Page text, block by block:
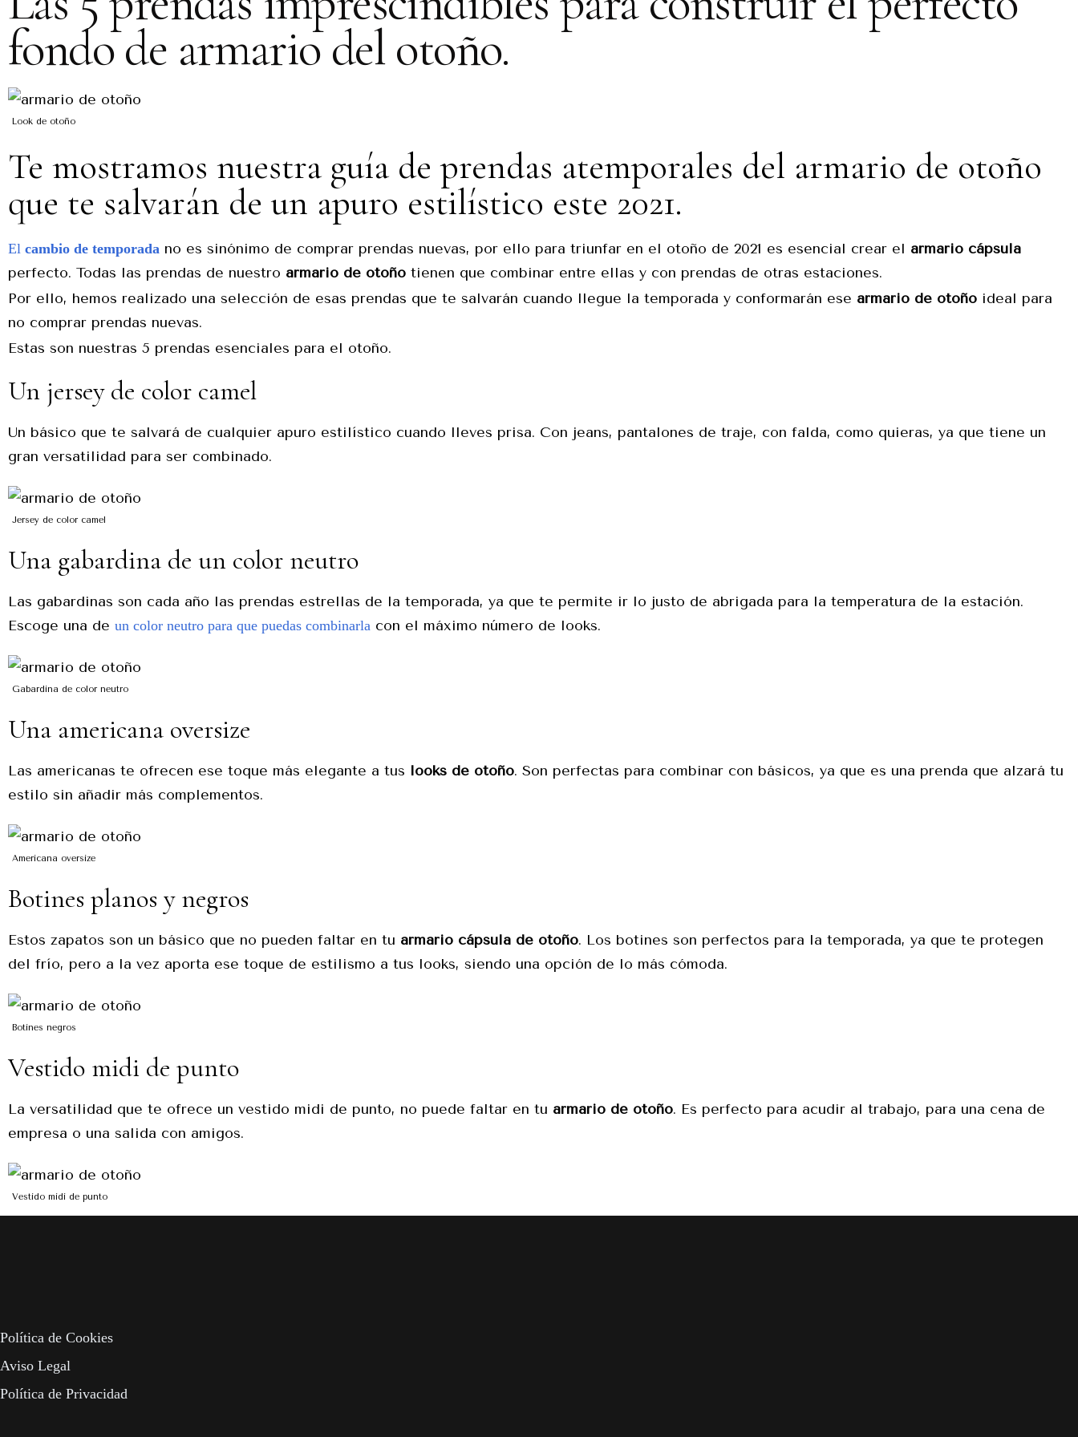
fondo de armario del otoño.
Look de otoño
Te mostramos nuestra guía de prendas atemporales del armario de otoño
que te salvarán de un apuro estilístico este 2021.
El cambio de temporada no es sinónimo de comprar prendas nuevas, por ello para triunfar en el otoño de 2021 es esencial crear el armario cápsula
perfecto. Todas las prendas de nuestro armario de otoño tienen que combinar entre ellas y con prendas de otras estaciones.
Por ello, hemos realizado una selección de esas prendas que te salvarán cuando llegue la temporada y conformarán ese armario de otoño ideal para
no comprar prendas nuevas.
Estas son nuestras 5 prendas esenciales para el otoño.
Un jersey de color camel
Un básico que te salvará de cualquier apuro estilístico cuando lleves prisa. Con jeans, pantalones de traje, con falda, como quieras, ya que tiene un
gran versatilidad para ser combinado.
Jersey de color camel
Una gabardina de un color neutro
Las gabardinas son cada año las prendas estrellas de la temporada, ya que te permite ir lo justo de abrigada para la temperatura de la estación.
Escoge una de un color neutro para que puedas combinarla con el máximo número de looks.
Gabardina de color neutro
Una americana oversize
Las americanas te ofrecen ese toque más elegante a tus looks de otoño. Son perfectas para combinar con básicos, ya que es una prenda que alzará tu
estilo sin añadir más complementos.
Americana oversize
Botines planos y negros
Estos zapatos son un básico que no pueden faltar en tu armario cápsula de otoño. Los botines son perfectos para la temporada, ya que te protegen
del frío, pero a la vez aporta ese toque de estilismo a tus looks, siendo una opción de lo más cómoda.
Botines negros
Vestido midi de punto
La versatilidad que te ofrece un vestido midi de punto, no puede faltar en tu armario de otoño. Es perfecto para acudir al trabajo, para una cena de
empresa o una salida con amigos.
Vestido midi de punto
Política de Cookies
Aviso Legal
Política de Privacidad